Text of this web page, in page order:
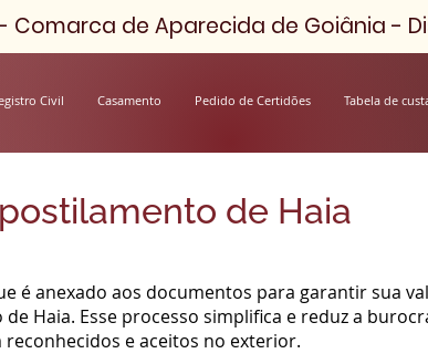
Civil Casamento Pedido de Certidões Tabela de
Comarca de Aparecida de Goiânia -
de Haia
é anexado aos documentos para garantir sua
Haia. Esse processo simplifica e reduz a
e aceitos no exterior.